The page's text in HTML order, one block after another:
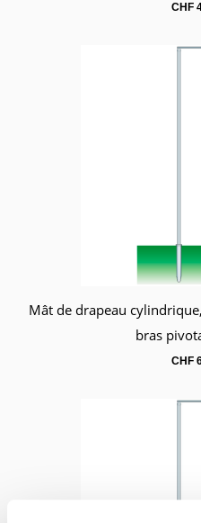
CHF
Panier
Mât de drapeau
bras
CHF